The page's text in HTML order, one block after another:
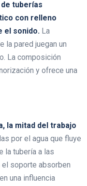
tuberías
con relleno
el sonido. La
la pared juegan un
La composición
y ofrece una
la mitad del trabajo
por el agua que fluye
la tubería a las
soporte absorben
una influencia